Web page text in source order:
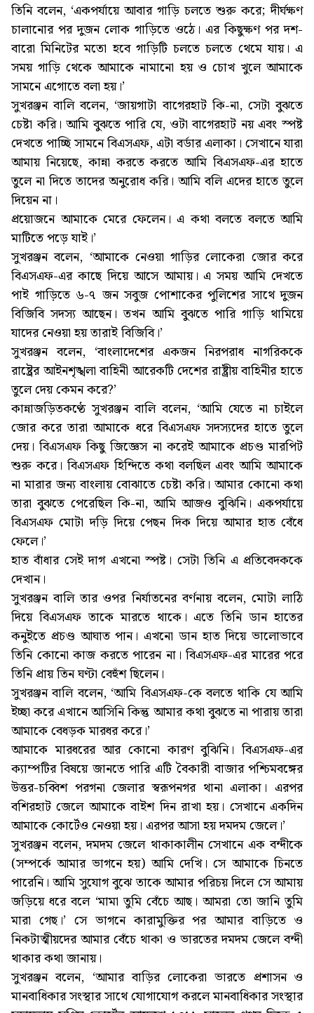
তিনি বলেন, ‘একপর্যায়ে আবার গাড়ি চলতে শুরু করে; দীর্ঘক্ষণ
চালানোর পর দুজন লোক গাড়িতে ওঠে। এর কিছুক্ষণ পর দশ-
বারো মিনিটের মতো হবে গাড়িটি চলতে চলতে থেমে যায়। এ
সময় গাড়ি থেকে আমাকে নামানো হয় ও চোখ খুলে আমাকে
সামনে এগোতে বলা হয়।’
সুখরঞ্জন বালি বলেন, ‘জায়গাটা বাগেরহাট কি-না, সেটা বুঝতে
চেষ্টা করি। আমি বুঝতে পারি যে, ওটা বাগেরহাট নয় এবং স্পষ্ট
দেখতে পাচ্ছি সামনে বিএসএফ, এটা বর্ডার এলাকা। সেখানে যারা
আমায় নিয়েছে, কান্না করতে করতে আমি বিএসএফ-এর হাতে
তুলে না দিতে তাদের অনুরোধ করি। আমি বলি এদের হাতে তুলে
দিয়েন না।
প্রয়োজনে আমাকে মেরে ফেলেন। এ কথা বলতে বলতে আমি
মাটিতে পড়ে যাই।’
সুখরঞ্জন বলেন, ‘আমাকে নেওয়া গাড়ির লোকেরা জোর করে
বিএসএফ-এর কাছে দিয়ে আসে আমায়। এ সময় আমি দেখতে
পাই গাড়িতে ৬-৭ জন সবুজ পোশাকের পুলিশের সাথে দুজন
বিজিবি সদস্য আছেন। তখন আমি বুঝতে পারি গাড়ি থামিয়ে
যাদের নেওয়া হয় তারাই বিজিবি।’
সুখরঞ্জন বলেন, ‘বাংলাদেশের একজন নিরপরাধ নাগরিককে
রাষ্ট্রের আইনশৃঙ্খলা বাহিনী আরেকটি দেশের রাষ্ট্রীয় বাহিনীর হাতে
তুলে দেয় কেমন করে?’
কান্নাজড়িতকণ্ঠে সুখরঞ্জন বালি বলেন, ‘আমি যেতে না চাইলে
জোর করে তারা আমাকে ধরে বিএসএফ সদস্যদের হাতে তুলে
দেয়। বিএসএফ কিছু জিজ্ঞেস না করেই আমাকে প্রচণ্ড মারপিট
শুরু করে। বিএসএফ হিন্দিতে কথা বলছিল এবং আমি আমাকে
না মারার জন্য বাংলায় বোঝাতে চেষ্টা করি। আমার কোনো কথা
তারা বুঝতে পেরেছিল কি-না, আমি আজও বুঝিনি। একপর্যায়ে
বিএসএফ মোটা দড়ি দিয়ে পেছন দিক দিয়ে আমার হাত বেঁধে
ফেলে।’
হাত বাঁধার সেই দাগ এখনো স্পষ্ট। সেটা তিনি এ প্রতিবেদককে
দেখান।
সুখরঞ্জন বালি তার ওপর নির্যাতনের বর্ণনায় বলেন, মোটা লাঠি
দিয়ে বিএসএফ তাকে মারতে থাকে। এতে তিনি ডান হাতের
কনুইতে প্রচণ্ড আঘাত পান। এখনো ডান হাত দিয়ে ভালোভাবে
তিনি কোনো কাজ করতে পারেন না। বিএসএফ-এর মারের পরে
তিনি প্রায় তিন ঘণ্টা বেহুঁশ ছিলেন।
সুখরঞ্জন বালি বলেন, ‘আমি বিএসএফ-কে বলতে থাকি যে আমি
ইচ্ছা করে এখানে আসিনি কিন্তু আমার কথা বুঝতে না পারায় তারা
আমাকে বেধড়ক মারধর করে।’
আমাকে মারধরের আর কোনো কারণ বুঝিনি। বিএসএফ-এর
ক্যাম্পটির বিষয়ে জানতে পারি এটি বৈকারী বাজার পশ্চিমবঙ্গের
উত্তর-চব্বিশ পরগনা জেলার স্বরূপনগর থানা এলাকা। এরপর
বশিরহাট জেলে আমাকে বাইশ দিন রাখা হয়। সেখানে একদিন
আমাকে কোর্টেও নেওয়া হয়। এরপর আসা হয় দমদম জেলে।’
সুখরঞ্জন বলেন, দমদম জেলে থাকাকালীন সেখানে এক বন্দীকে
(সম্পর্কে আমার ভাগনে হয়) আমি দেখি। সে আমাকে চিনতে
পারেনি। আমি সুযোগ বুঝে তাকে আমার পরিচয় দিলে সে আমায়
জড়িয়ে ধরে বলে ‘মামা তুমি বেঁচে আছ। আমরা তো জানি তুমি
মারা গেছ।’ সে ভাগনে কারামুক্তির পর আমার বাড়িতে ও
নিকটাত্মীয়দের আমার বেঁচে থাকা ও ভারতের দমদম জেলে বন্দী
থাকার কথা জানায়।
সুখরঞ্জন বলেন, ‘আমার বাড়ির লোকেরা ভারতে প্রশাসন ও
মানবাধিকার সংস্থার সাথে যোগাযোগ করলে মানবাধিকার সংস্থার